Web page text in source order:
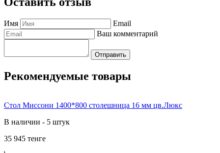
Имя
Email
Ваш комментарий
Отправить
Рекомендуемые товары
Стол Миссони 1400*800 столешница 16 мм цв.Люкс
В наличии - 5 штук
35 945 тенге